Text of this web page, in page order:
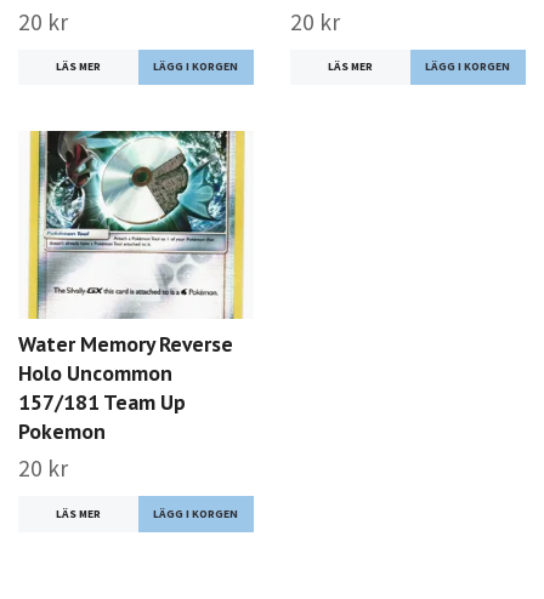
20 kr
LÄS MER
20 kr
LÄS MER
Water Memory Reverse
Holo Uncommon
157/181 Team Up
Pokemon
20 kr
LÄS MER